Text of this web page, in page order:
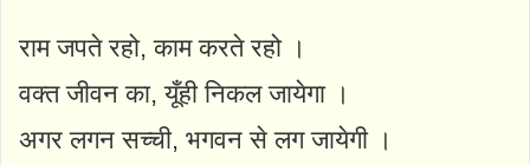
राम जपते रहो, काम करते रहो ।
वक्त जीवन का, यूँही निकल जायेगा ।
अगर लगन सच्ची, भगवन से लग जायेगी ।